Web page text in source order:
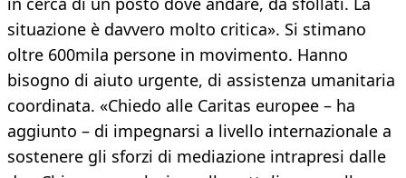
situazione è davvero molto critica». Si stimano
oltre 600mila persone in movimento. Hanno
bisogno di aiuto urgente, di assistenza umanitaria
coordinata. «Chiedo alle Caritas europee – ha
aggiunto – di impegnarsi a livello internazionale a
sostenere gli sforzi di mediazione intrapresi dalle